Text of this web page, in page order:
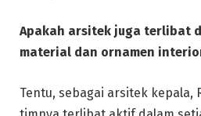
Apakah arsitek juga terlibat
material dan ornamen
Tentu, sebagai arsitek kepala,